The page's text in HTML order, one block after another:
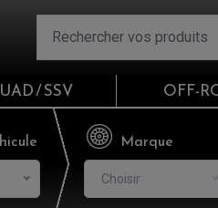
/ SSV OFF-
Marque
Choisir